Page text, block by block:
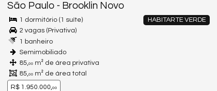
São Paulo - Brooklin Novo
HABITARTE VERDE
1 dormitório (1 suíte)
2 vagas (Privativa)
1 banheiro
Semimobiliado
85,00 m² de área privativa
85,00 m² de área total
R$ 1.950.000,00